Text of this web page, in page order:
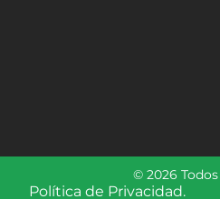
© 2026
Política de Privacidad.